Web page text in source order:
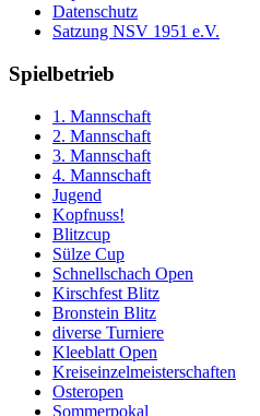
Datenschutz
Satzung NSV 1951 e.V.
Spielbetrieb
1. Mannschaft
2. Mannschaft
3. Mannschaft
4. Mannschaft
Jugend
Kopfnuss!
Blitzcup
Sülze Cup
Schnellschach Open
Kirschfest Blitz
Bronstein Blitz
diverse Turniere
Kleeblatt Open
Kreiseinzelmeisterschaften
Osteropen
Sommerpokal